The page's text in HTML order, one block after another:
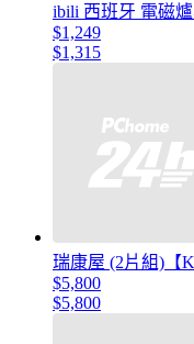
ibili 西班牙 電磁
$1,249
$1,315
瑞康屋 (2片組)【
$5,800
$5,800